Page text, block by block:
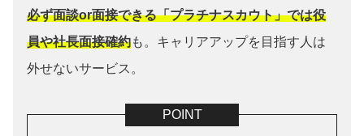
必ず面談or面接できる「プラチナスカウト」では役
員や社長面接確約も。キャリアアップを目指す人は
外せないサービス。